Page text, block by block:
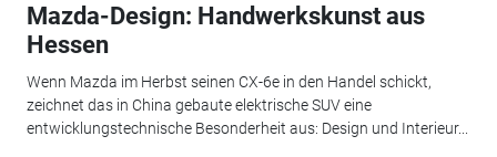
Mazda-Design: Handwerkskunst aus
Hessen
Wenn Mazda im Herbst seinen CX-6e in den Handel schickt,
zeichnet das in China gebaute elektrische SUV eine
entwicklungstechnische Besonderheit aus: Design und Interieur...